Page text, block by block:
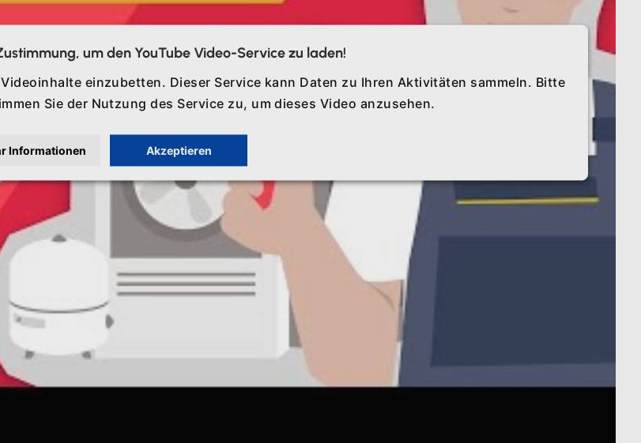
um den YouTube Video-Service zu laden!
einzubetten. Dieser Service kann Daten zu Ihren Aktivitäten sammeln. Bitte
Sie der Nutzung des Service zu, um dieses Video anzusehen.
Informationen Akzeptieren